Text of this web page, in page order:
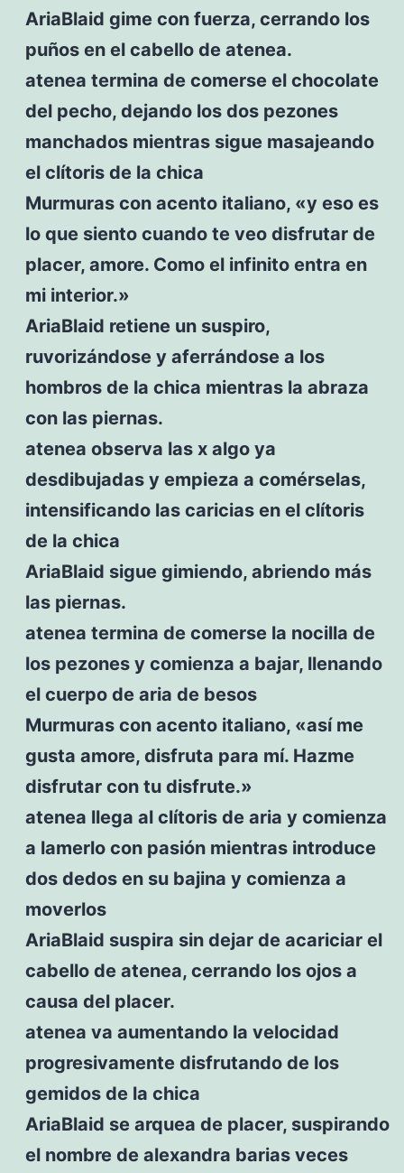
AriaBlaid gime con fuerza, cerrando los
puños en el cabello de atenea.
atenea termina de comerse el chocolate
del pecho, dejando los dos pezones
manchados mientras sigue masajeando
el clítoris de la chica
Murmuras con acento italiano, «y eso es
lo que siento cuando te veo disfrutar de
placer, amore. Como el infinito entra en
mi interior.»
AriaBlaid retiene un suspiro,
ruvorizándose y aferrándose a los
hombros de la chica mientras la abraza
con las piernas.
atenea observa las x algo ya
desdibujadas y empieza a comérselas,
intensificando las caricias en el clítoris
de la chica
AriaBlaid sigue gimiendo, abriendo más
las piernas.
atenea termina de comerse la nocilla de
los pezones y comienza a bajar, llenando
el cuerpo de aria de besos
Murmuras con acento italiano, «así me
gusta amore, disfruta para mí. Hazme
disfrutar con tu disfrute.»
atenea llega al clítoris de aria y comienza
a lamerlo con pasión mientras introduce
dos dedos en su bajina y comienza a
moverlos
AriaBlaid suspira sin dejar de acariciar el
cabello de atenea, cerrando los ojos a
causa del placer.
atenea va aumentando la velocidad
progresivamente disfrutando de los
gemidos de la chica
AriaBlaid se arquea de placer, suspirando
el nombre de alexandra barias veces